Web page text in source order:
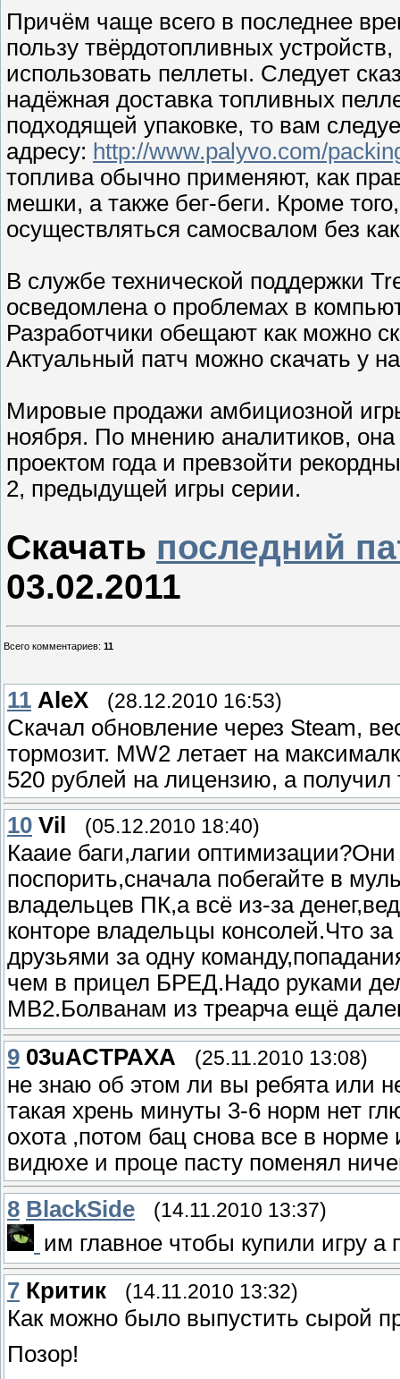
Причём чаще всего в последнее
пользу твёрдотопливных
использовать пеллеты. Следует
надёжная доставка топливных
подходящей упаковке, то вам
адресу: http://www.palyvo.com/
топлива обычно применяют, как
мешки, а также бег-беги. Кроме
осуществляться самосвалом без
В службе технической поддержки
осведомлена о проблемах в
Разработчики обещают как можно
Актуальный патч можно скачать у
Мировые продажи амбициозной
ноября. По мнению аналитиков,
проектом года и превзойти
2, предыдущей игры серии.
Скачать последний
03.02.2011
Всего комментариев: 11
11 AleX (28.12.2010 16:53)
Скачал обновление через Steam,
тормозит. MW2 летает на
520 рублей на лицензию, а получил
10 Vil (05.12.2010 18:40)
Кааие баги,лагии
поспорить,сначала побегайте в
владельцев ПК,а всё из-за
конторе владельцы консолей.Что
друзьями за одну
чем в прицел БРЕД.Надо руками
МВ2.Болванам из треарча ещё
9 03uACTPAXA (25.11.2010 13:08)
не знаю об этом ли вы ребята или
такая хрень минуты 3-6 норм нет
охота ,потом бац снова все в норме
видюхе и проце пасту поменял
8 BlackSide (14.11.2010 13:37)
им главное чтобы купили игру
7 Критик (14.11.2010 13:32)
Как можно было выпустить сырой
Позор!